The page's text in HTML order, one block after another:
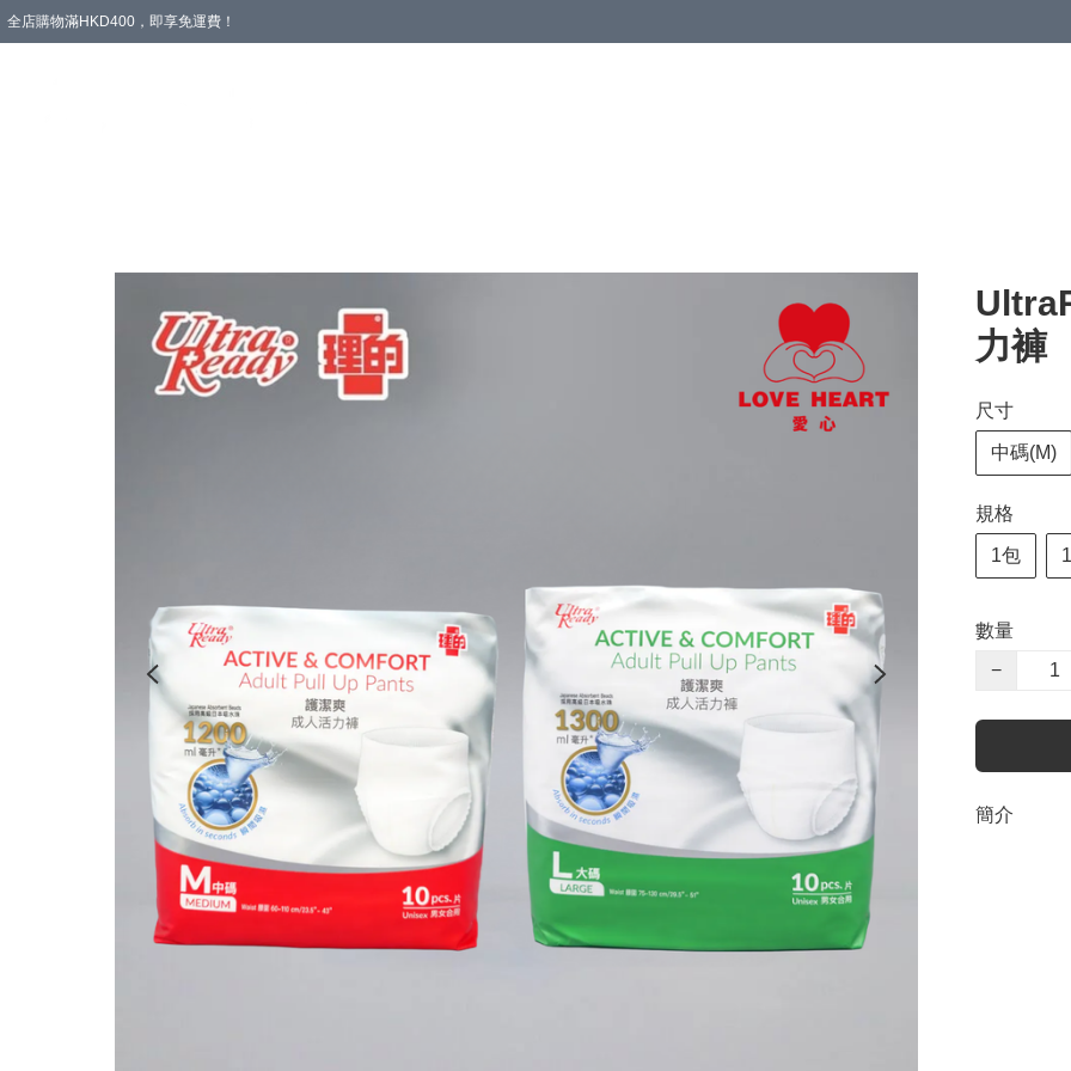
全店購物滿HKD400，即享免運費！
力褲
尺寸
中碼(M)
規格
1包
數量
−
簡介